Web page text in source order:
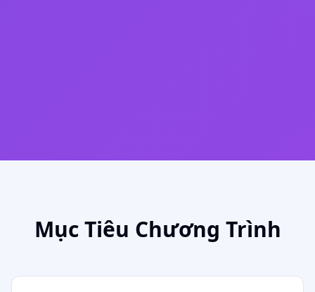
Mục Tiêu Chương Trình